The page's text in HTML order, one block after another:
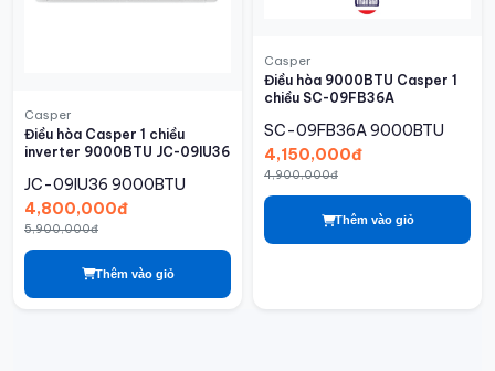
Casper
Điều hòa Casper 1 chiều
inverter 9000BTU JC-09IU36
JC-09IU36 9000BTU
4,800,000đ
5,900,000đ
Thêm vào giỏ
Casper
Điều hòa 9000BTU Casper 1
chiều SC-09FB36A
SC-09FB36A9000BTU
4,150,000đ
4,900,000đ
Thêm vào giỏ